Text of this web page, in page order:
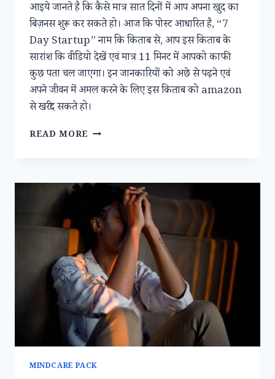
आइये जानते है कि कैसे मात्र सात दिनों में आप अपना खुद का
बिज़नस शुरू कर सकते हो। आज कि पोस्ट आधारित है, “7
Day Startup” नाम कि किताब से, आप इस किताब के
सारांश कि वीडियो देखें एवं मात्र 11 मिनट में आपको काफी
कुछ पता चल जाएगा। इन जानकारियों को अछे से पढ़ने एवं
अपने जीवन में अमल करने के लिए इस किताब को amazon
से खरीद सकते हो।
READ MORE 7
मात्र
में
अपना
खुद
का
बिज़नस
कैसे
शुरू
करें
?
MINDCARE PACK